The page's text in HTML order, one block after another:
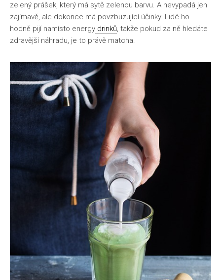
zelený prášek, který má sytě zelenou barvu. A nevypadá jen
zajímavě, ale dokonce má povzbuzující účinky. Lidé ho
hodně pijí namísto energy drinků, takže pokud za ně hledáte
zdravější náhradu, je to právě matcha.